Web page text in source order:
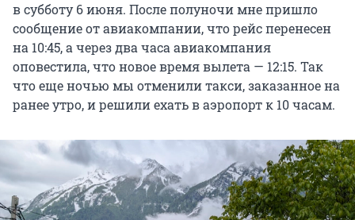
в субботу 6 июня. После полуночи мне пришло
сообщение от авиакомпании, что рейс перенесен
на 10:45, а через два часа авиакомпания
оповестила, что новое время вылета — 12:15. Так
что еще ночью мы отменили такси, заказанное на
ранее утро, и решили ехать в аэропорт к 10 часам.